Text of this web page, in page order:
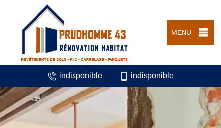
MENU
indisponible indisponible